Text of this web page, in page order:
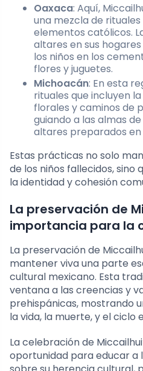
Oaxaca: Aquí,
una mezcla de
elementos católicos.
altares en sus
los niños en los
flores y juguetes.
Michoacán: En esta
rituales que incluyen
florales y caminos de
guiando a las almas
altares preparados en
Estas prácticas no solo
de los niños fallecidos,
la identidad y cohesión
La preservación de
importancia para la
La preservación de
mantener viva una parte
cultural mexicano. Esta
ventana a las creencias y
prehispánicas, mostrando
la vida, la muerte, y el ciclo
La celebración de
oportunidad para educar a